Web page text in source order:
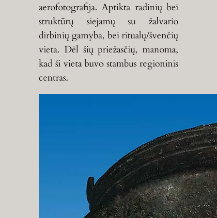
aerofotografija. Aptikta radinių bei
struktūrų siejamų su žalvario
dirbinių gamyba, bei ritualų/švenčių
vieta. Dėl šių priežasčių, manoma,
kad ši vieta buvo stambus regioninis
centras.